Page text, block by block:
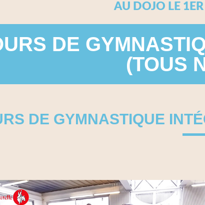
AU DOJO LE
DE
(TOUS
DE GYMNASTIQUE